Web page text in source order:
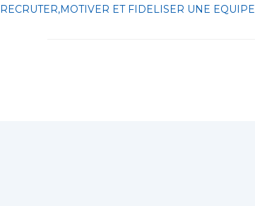
RECRUTER,MOTIVER ET FIDELISER UNE EQUIPE